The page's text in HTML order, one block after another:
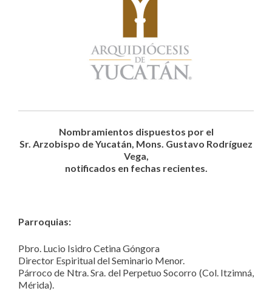
Nombramientos dispuestos por el
Sr. Arzobispo de Yucatán, Mons. Gustavo Rodríguez
Vega,
notificados en fechas recientes.
Parroquias:
Pbro. Lucio Isidro Cetina Góngora
Director Espiritual del Seminario Menor.
Párroco de Ntra. Sra. del Perpetuo Socorro (Col. Itzimná,
Mérida).